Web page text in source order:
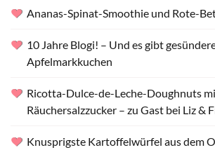
Ananas-Spinat-Smoothie und Rote-
10 Jahre Blogi! – Und es gibt
Apfelmarkkuchen
Ricotta-Dulce-de-Leche-Doughnuts
Räuchersalzzucker – zu Gast bei Liz &
Knusprigste Kartoffelwürfel aus dem